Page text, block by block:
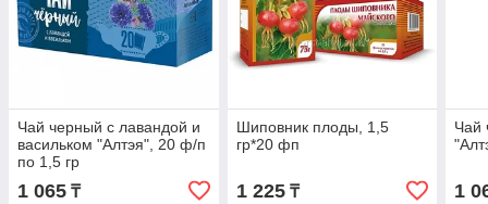
Чай черный с лавандой и
васильком "Алтэя", 20 ф/п
по 1,5 гр
1 065 ₸
Шиповник плоды, 1,5
гр*20 фп
1 225₸
Чай
1